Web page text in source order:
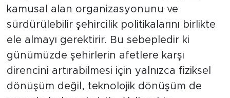
kamusal alan organizasyonunu ve
sürdürülebilir şehircilik politikalarını birlikte
ele almayı gerektirir. Bu sebepledir ki
günümüzde şehirlerin afetlere karşı
direncini artırabilmesi için yalnızca fiziksel
dönüşüm değil, teknolojik dönüşüm de